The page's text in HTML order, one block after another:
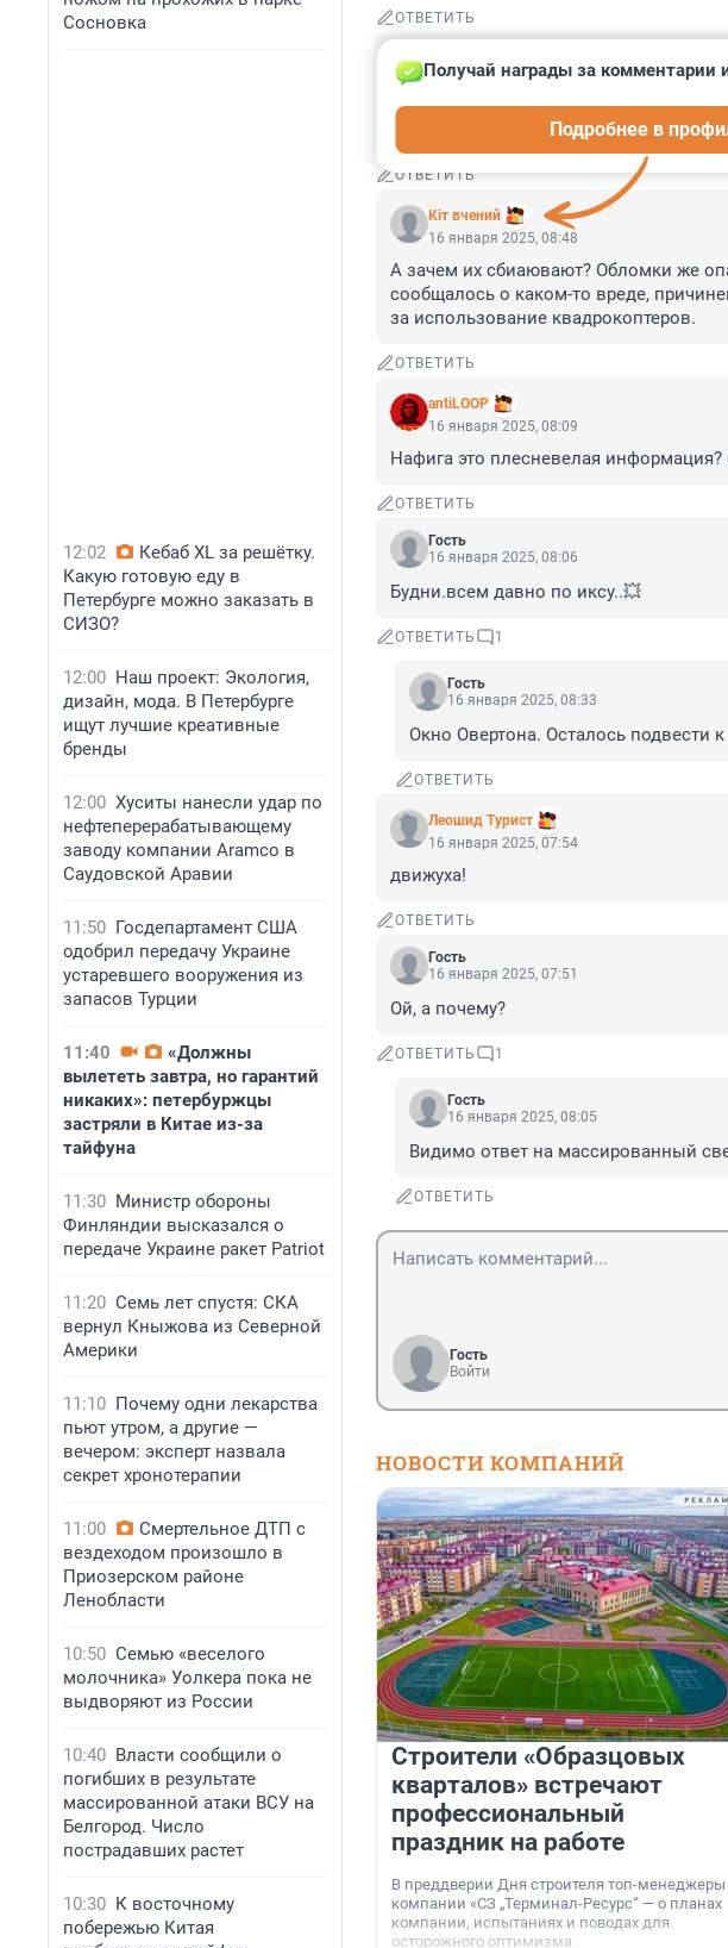
Сосновка
12:02
Кебаб XL за решётку.
Какую готовую еду в
Петербурге можно заказать в
СИЗО?
12:00 Наш проект: Экология,
дизайн, мода. В Петербурге
ищут лучшие креативные
бренды
12:00 Хуситы нанесли удар по
нефтеперерабатывающему
заводу компании Aramco в
Саудовской Аравии
11:50 Госдепартамент США
одобрил передачу Украине
устаревшего вооружения из
запасов Турции
11:40
«Должны
вылететь завтра, но гарантий
никаких»: петербуржцы
застряли в Китае из-за
тайфуна
11:30 Министр обороны
Финляндии высказался о
передаче Украине ракет Patriot
11:20 Семь лет спустя: СКА
вернул Кныжова из Северной
Америки
11:10 Почему одни лекарства
пьют утром, а другие —
вечером: эксперт назвала
секрет хронотерапии
11:00
Смертельное ДТП с
вездеходом произошло в
Приозерском районе
Ленобласти
10:50 Семью «веселого
молочника» Уолкера пока не
выдворяют из России
10:40 Власти сообщили о
погибших в результате
массированной атаки ВСУ на
Белгород. Число
пострадавших растет
10:30 К восточному
побережью Китая
ОТВЕТИТЬ
16 января 2025, 08:50
надо было Родину любить и уважать ,
"гребсти себе все что можно" И
ОТВЕТИТЬ
Кiт вчений
Получай награды за комментарии
Подробнее в
16 января 2025, 08:48
А зачем их сбиаювают? Обломки же
сообщалось о каком-то вреде,
за использование квадрокоптеров.
ОТВЕТИТЬ
antiLOOP
16 января 2025, 08:09
Нафига это плесневелая
ОТВЕТИТЬ
Гость
16 января 2025, 08:06
Будни.всем давно по иксу..💥
ОТВЕТИТЬ 1
Гость
16 января 2025, 08:33
Окно Овертона. Осталось подвести
ОТВЕТИТЬ
Леошид Турист
16 января 2025, 07:54
движуха!
ОТВЕТИТЬ
Гость
16 января 2025, 07:51
Ой, а почему?
ОТВЕТИТЬ 1
Гость
16 января 2025, 08:05
Видимо ответ на массированный
ОТВЕТИТЬ
Гость
Войти
НОВОСТИ КОМПАНИЙ
Строители «Образцовых
кварталов» встречают
профессиональный
праздник на работе
В преддверии Дня строителя топ-менеджеры
компании «СЗ „Терминал-Ресурс“ — о планах
компании, испытаниях и поводах для
осторожного оптимизма.